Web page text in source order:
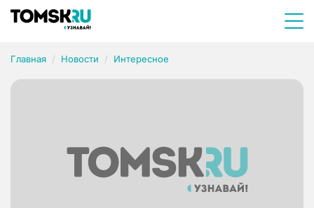
Главная Новости Интересное